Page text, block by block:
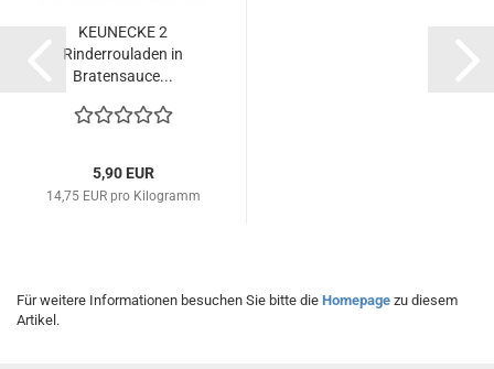
KEUNECKE 2
Rinderrouladen in
Bratensauce...
5,90 EUR
14,75 EUR pro Kilogramm
Für weitere Informationen besuchen Sie bitte die Homepage zu diesem
Artikel.